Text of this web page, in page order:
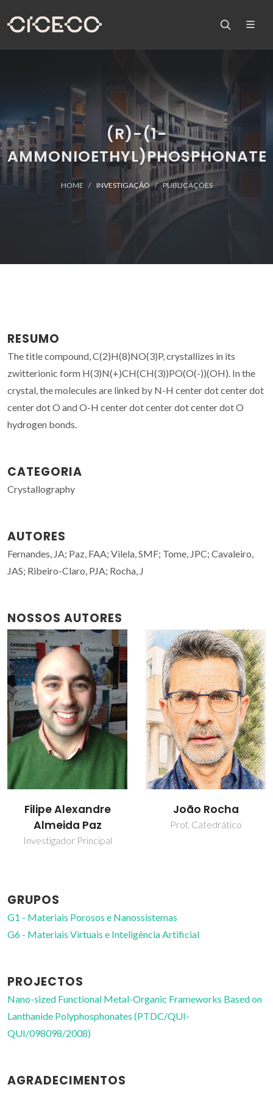
(R)-(1-
AMMONIOETHYL)PHOSPHONATE
HOME INVESTIGAÇÃO PUBLICAÇÕES
RESUMO
The title compound, C(2)H(8)NO(3)P, crystallizes in its
zwitterionic form H(3)N(+)CH(CH(3))PO(O(-))(OH). In the
crystal, the molecules are linked by N-H center dot center dot
center dot O and O-H center dot center dot center dot O
hydrogen bonds.
CATEGORIA
Crystallography
AUTORES
Fernandes, JA; Paz, FAA; Vilela, SMF; Tome, JPC; Cavaleiro,
JAS; Ribeiro-Claro, PJA; Rocha, J
NOSSOS AUTORES
João Rocha
Prof. Catedrático
José Alberto Pires
Fernandes
GRUPOS
G1 - Materiais Porosos e Nanossistemas
G6 - Materiais Virtuais e Inteligência Artificial
PROJECTOS
Nano-sized Functional Metal-Organic Frameworks Based on
Lanthanide Polyphosphonates (PTDC/QUI-
QUI/098098/2008)
AGRADECIMENTOS